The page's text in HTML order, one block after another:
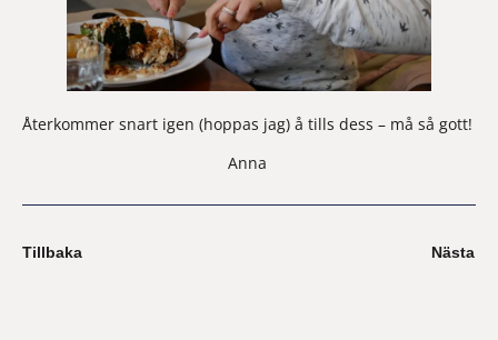
Anna
Tillbaka Nästa